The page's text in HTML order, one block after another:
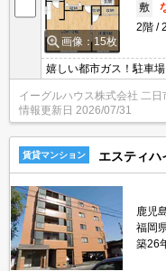
画像：15枚
敷
2階
嬉しい都市ガス！駐車
イーグルハウス株式会社 二日
情報更新日 2026/07/31
賃貸マンション エスティハ
鹿児
福岡
築26